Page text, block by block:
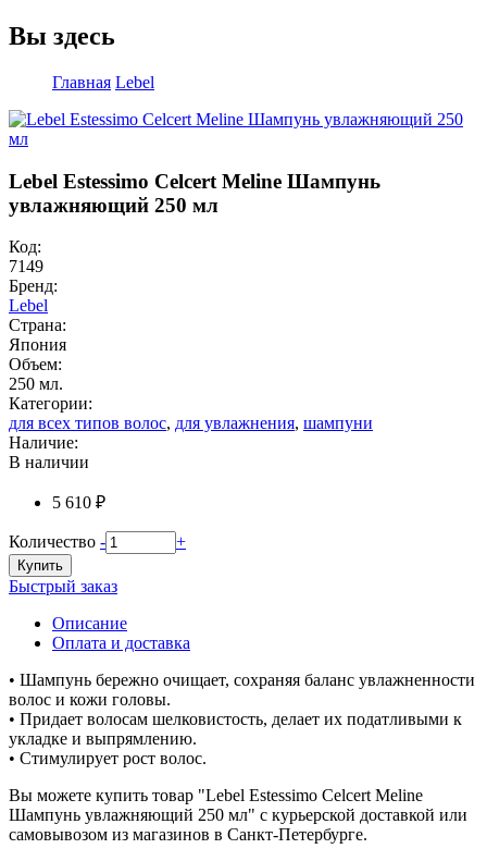
Вы здесь
Главная Lebel
Lebel Estessimo Celcert Meline Шампунь
увлажняющий 250 мл
Код:
7149
Бренд:
Lebel
Страна:
Япония
Объем:
250 мл.
Категории:
для всех типов волос, для увлажнения, шампуни
Наличие:
В наличии
5 610 ₽
Количество - +
Купить
Быстрый заказ
Описание
Оплата и доставка
• Шампунь бережно очищает, сохраняя баланс увлажненности
волос и кожи головы.
• Придает волосам шелковистость, делает их податливыми к
укладке и выпрямлению.
• Стимулирует рост волос.
Вы можете купить товар "Lebel Estessimo Celcert Meline
Шампунь увлажняющий 250 мл" с курьерской доставкой или
самовывозом из магазинов в Санкт-Петербурге.